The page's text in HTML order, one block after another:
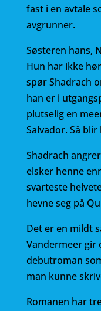
fast i en avtale
avgrunner.
Søsteren hans,
Hun har ikke
spør Shadrach
han er i
plutselig en
Salvador. Så
Shadrach
elsker henne
svarteste
hevne seg på
Det er en mildt
Vandermeer gir
debutroman
man kunne
Romanen har